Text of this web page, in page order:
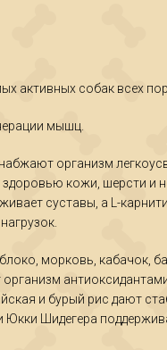
активных собак всех
мышц.
организм
кожи, шерсти и
суставы, а L-
морковь, кабачок,
и бурый рис дают
Юкки Шидегера